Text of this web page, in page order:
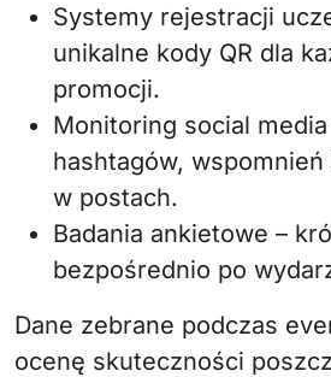
Systemy rejestracji
unikalne kody QR dla
promocji.
Monitoring social media
hashtagów, wspomnień
w postach.
Badania ankietowe –
bezpośrednio po
Dane zebrane podczas
ocenę skuteczności